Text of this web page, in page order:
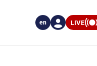
LIVE
en